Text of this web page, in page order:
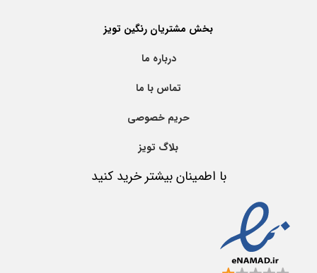
بخش مشتریان رنگین تویز
درباره ما
تماس با ما
حریم خصوصی
بلاگ تویز
با اطمینان بیشتر خرید کنید